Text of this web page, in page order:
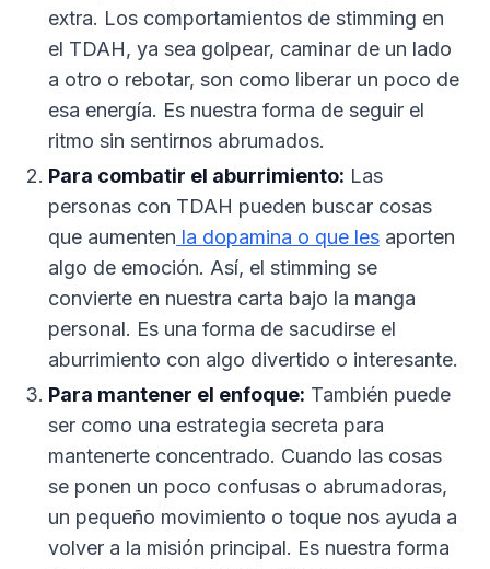
extra. Los comportamientos de stimming en
el TDAH, ya sea golpear, caminar de un lado
a otro o rebotar, son como liberar un poco de
esa energía. Es nuestra forma de seguir el
ritmo sin sentirnos abrumados.
Para combatir el aburrimiento: Las
personas con TDAH pueden buscar cosas
que aumenten la dopamina o que les aporten
algo de emoción. Así, el stimming se
convierte en nuestra carta bajo la manga
personal. Es una forma de sacudirse el
aburrimiento con algo divertido o interesante.
Para mantener el enfoque: También puede
ser como una estrategia secreta para
mantenerte concentrado. Cuando las cosas
se ponen un poco confusas o abrumadoras,
un pequeño movimiento o toque nos ayuda a
volver a la misión principal. Es nuestra forma